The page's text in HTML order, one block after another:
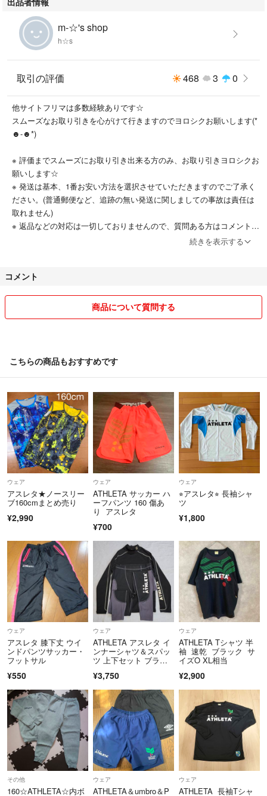
m-☆'s shop
h☆s
取引の評価 468 3 0
他サイトフリマは多数経験ありです☆
スムーズなお取り引きを心がけて行きますのでヨロシクお願いします(*
☻-☻*)
※ 評価までスムーズにお取り引き出来る方のみ、お取り引きヨロシクお
願いします☆
※ 発送は基本、1番お安い方法を選択させていただきますのでご了承く
ださい。(普通郵便など、追跡の無い発送に関しましての事故は責任は
取れません)
※ 返品などの対応は一切しておりませんので、質問ある方はコメント欄
より質問・納得した上でご購入ヨロシクお願いします。続きを表示する
コメント
商品について質問する
こちらの商品もおすすめです
ウェア
アスレタ★ノースリー
ブ160cmまとめ売り
¥2,990
ウェア
ATHLETA サッカー ハ
ーフパンツ 160 傷あ
り アスレタ
¥700
ウェア
⭐︎アスレタ⭐︎ 長袖シャ
ツ
¥1,800
ウェア
アスレタ 膝下丈 ウイ
ンドパンツサッカー・
フットサル
¥550
ウェア
ATHLETA アスレタ イ
ンナーシャツ＆スパッ
ツ 上下セット ブラッ
¥3,750
ウェア
ATHLETA Tシャツ 半
袖 速乾 ブラック サ
イズO XL相当
¥2,900
その他
160☆ATHLETA☆内ボ
ウェア
ATHLETA＆umbro＆P
ウェア
ATHLETA 長袖Tシャ